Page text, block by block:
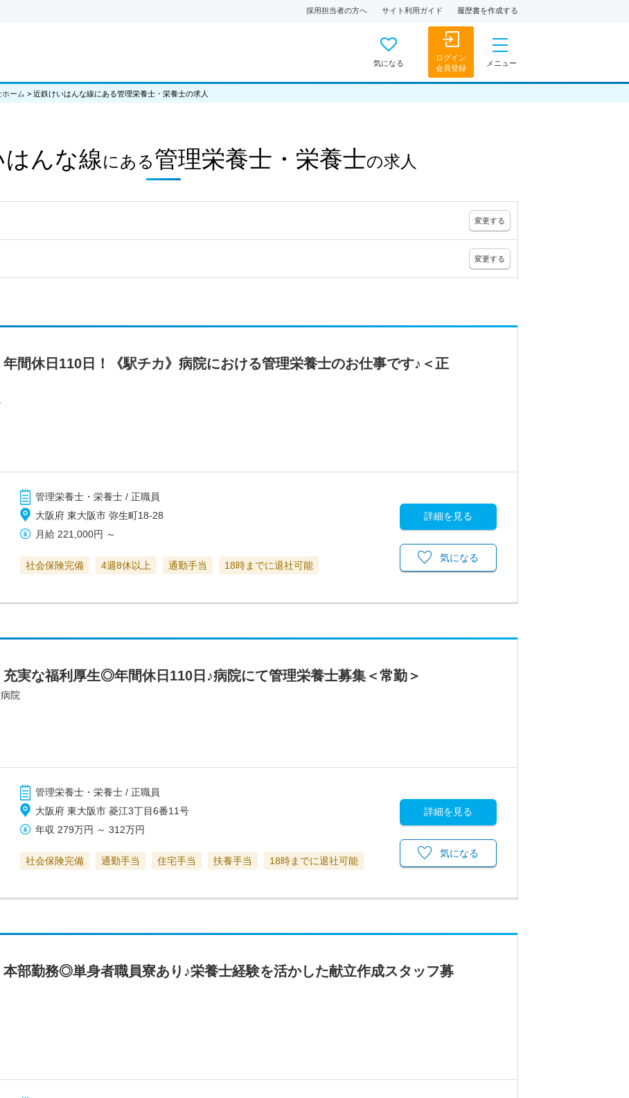
採用担当者の方へ サイト利用ガイド 履歴書を作成する
気になる
ログイン
会員登録
メニュー
ホーム > 近鉄けいはんな線にある管理栄養士・栄養士の求人
んな線にある管理栄養士・栄養士の求人
変更する
変更する
年間休日110日！《駅チカ》病院における管理栄養士のお仕事です♪＜正
管理栄養士・栄養士 / 正職員
大阪府 東大阪市 弥生町18-28
月給 221,000円 ～
社会保険完備 4週8休以上 通勤手当 18時までに退社可能
詳細を見る
気になる
充実な福利厚生◎年間休日110日♪病院にて管理栄養士募集＜常勤＞
院
管理栄養士・栄養士 / 正職員
大阪府 東大阪市 菱江3丁目6番11号
年収 279万円 ～312万円
社会保険完備 通勤手当 住宅手当 扶養手当 18時までに退社可能
詳細を見る
気になる
本部勤務◎単身者職員寮あり♪栄養士経験を活かした献立作成スタッフ募